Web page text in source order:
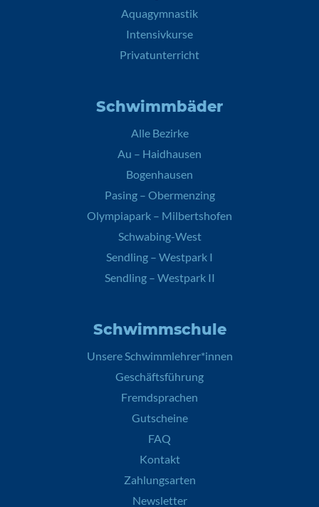
Aquagymnastik
Intensivkurse
Privatunterricht
Schwimmbäder
Alle Bezirke
Au – Haidhausen
Bogenhausen
Pasing – Obermenzing
Olympiapark – Milbertshofen
Schwabing-West
Sendling – Westpark I
Sendling – Westpark II
Schwimmschule
Unsere Schwimmlehrer*innen
Geschäftsführung
Fremdsprachen
Gutscheine
FAQ
Kontakt
Zahlungsarten
Newsletter